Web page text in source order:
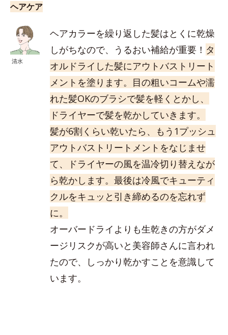
ヘアケア
清水
ヘアカラーを繰り返した髪はとくに乾燥
しがちなので、うるおい補給が重要！ タ
オルドライした髪にアウトバストリート
メントを塗ります。目の粗いコームや濡
れた髪OKのブラシで髪を軽くとかし、
ドライヤーで髪を乾かしていきます。
髪が6割くらい乾いたら、もう1プッシュ
アウトバストリートメントをなじませ
て、ドライヤーの風を温冷切り替えなが
ら乾かします。最後は冷風でキューティ
クルをキュッと引き締めるのを忘れず
に。
オーバードライよりも生乾きの方がダメ
ージリスクが高いと美容師さんに言われ
たので、しっかり乾かすことを意識して
います。